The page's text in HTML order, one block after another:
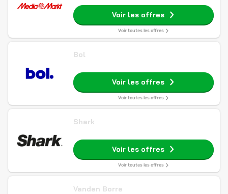
Voir les offres
Voir toutes les offres
Bol
Voir les offres
Voir toutes les offres
Shark
Voir les offres
Voir toutes les offres
Vanden Borre